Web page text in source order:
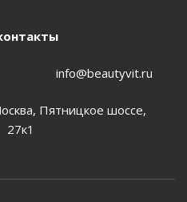
info@beautyvit.ru
Пятницкое шоссе,
27к1